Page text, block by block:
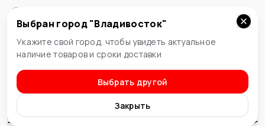
Владивосток
Выбран город "Владивосток"
Укажите свой город, чтобы увидеть актуальное
наличие товаров и сроки доставки
Выбрать другой
Закрыть
Расходные материалы к электроинструменту
Сверла
Сортировка